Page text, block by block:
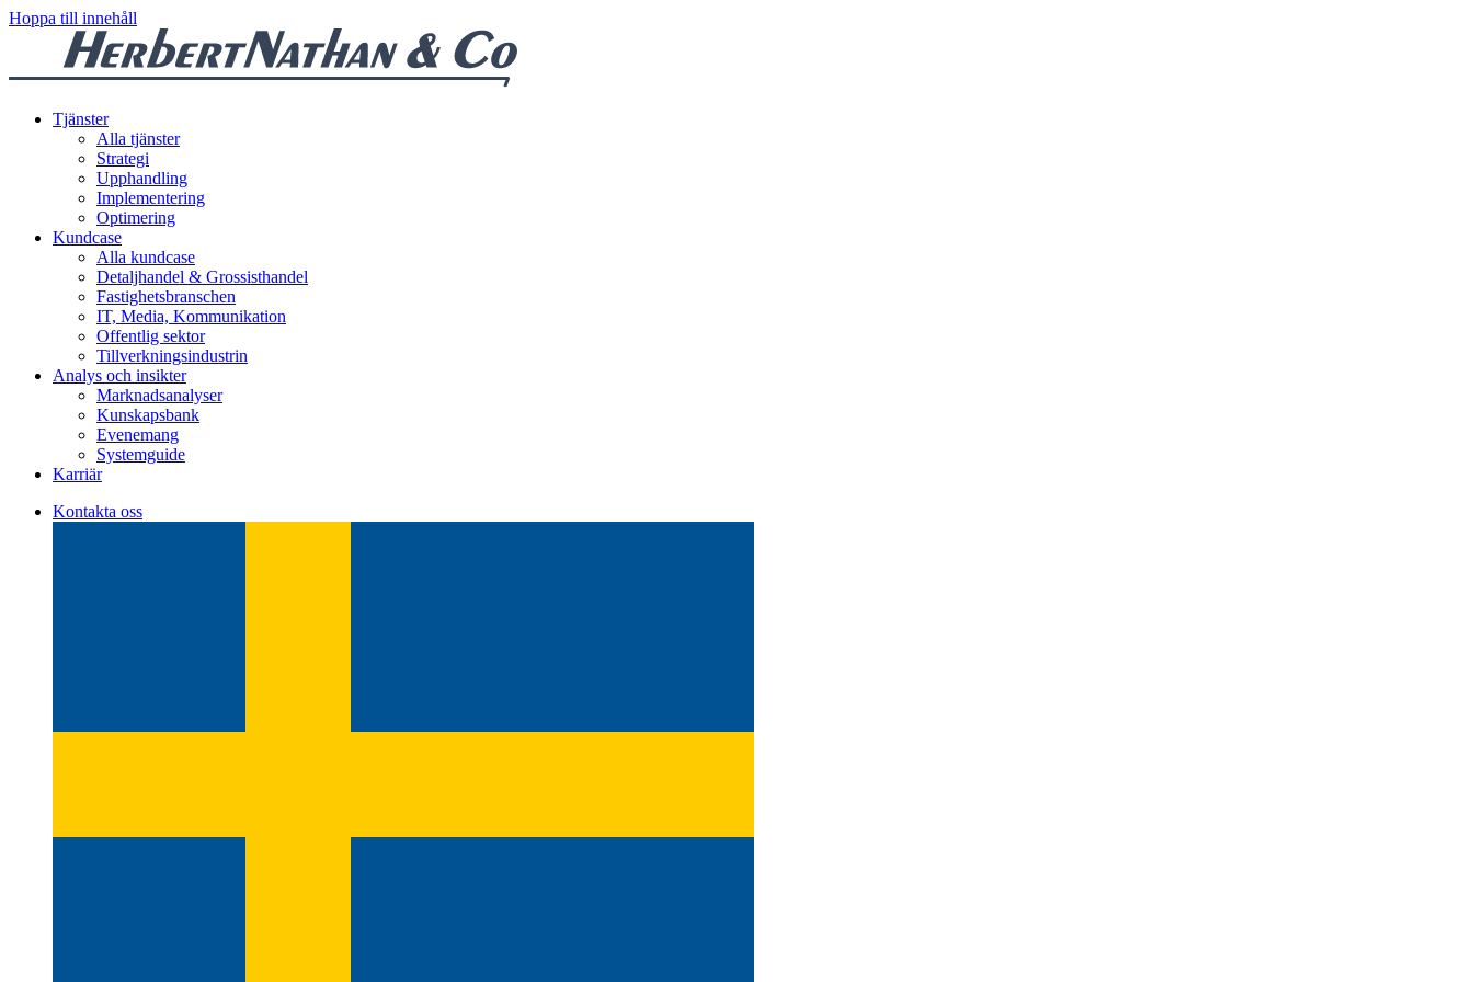
Hoppa till innehåll
Tjänster
Alla tjänster
Strategi
Upphandling
Implementering
Optimering
Kundcase
Alla kundcase
Detaljhandel & Grossisthandel
Fastighetsbranschen
IT, Media, Kommunikation
Offentlig sektor
Tillverkningsindustrin
Analys och insikter
Marknadsanalyser
Kunskapsbank
Evenemang
Systemguide
Karriär
Kontakta oss